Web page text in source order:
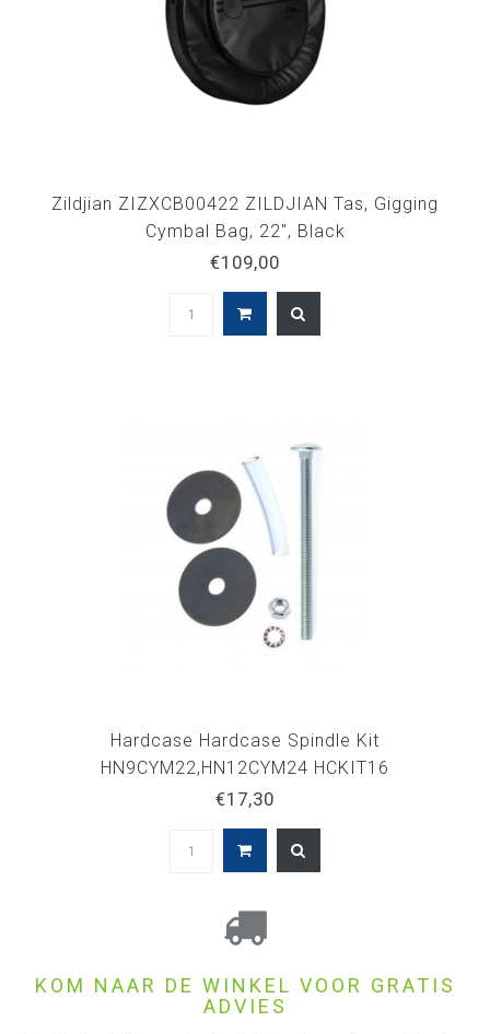
Zildjian ZIZXCB00422 ZILDJIAN Tas, Gigging
Cymbal Bag, 22", Black
€109,00
Hardcase Hardcase Spindle Kit
HN9CYM22,HN12CYM24 HCKIT16
€17,30
KOM NAAR DE WINKEL VOOR GRATIS
ADVIES